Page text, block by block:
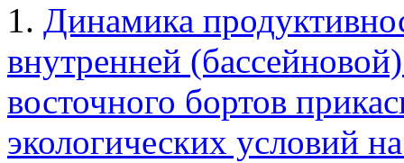
1. Динамика
внутренней
восточного бортов
экологических условий